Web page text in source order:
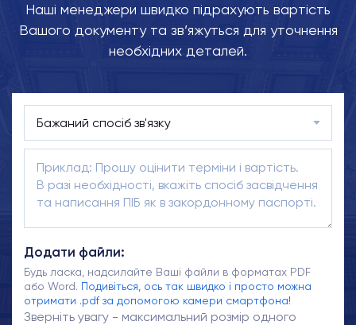
Наші менеджери швидко підрахують вартість
Вашого документу та зв’яжуться для уточнення
необхідних деталей.
Додати файли:
Будь ласка, надсилайте Ваші файли в форматах PDF
або Word. Подивіться, ось так швидко і просто можна
отримати .pdf за допомогою камери смартфона!
Зверніть увагу - максимальний розмір одного